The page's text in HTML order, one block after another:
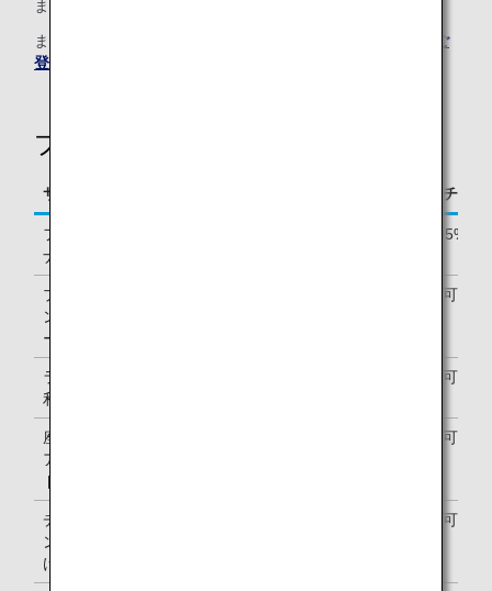
または住所をお持ちである必要があります。
まだANAマイレージクラブ会員でない場合は、
こちらからご
登録ください。
プレミアムメンバー向け限定特典
サービス / 特典 「プラチナ
フライトボー
ナスマイル
最大105%
プレミアムメ
ンバー専用サ
ービスデスク
ご利用可能
ラウンジのご
利用
ご利用可能
座席クラスの
アップグレー
ド
ご利用可能
チェックイ
ン・手荷物受
け取りの優先
ご利用可能